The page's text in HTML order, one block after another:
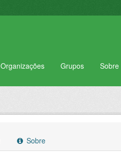
Organizações Grupos Sobre
Sobre